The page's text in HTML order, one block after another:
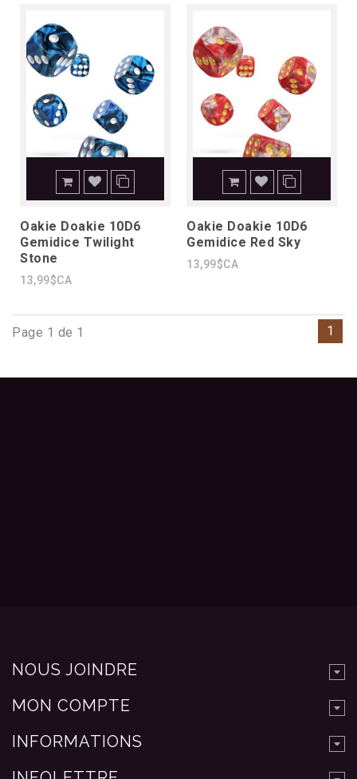
Oakie Doakie 10D6
Gemidice Twilight
Stone
13,99$CA
Oakie Doakie 10D6
Gemidice Red Sky
13,99$CA
Page 1 de 1 1
NOUS JOINDRE
MON COMPTE
INFORMATIONS